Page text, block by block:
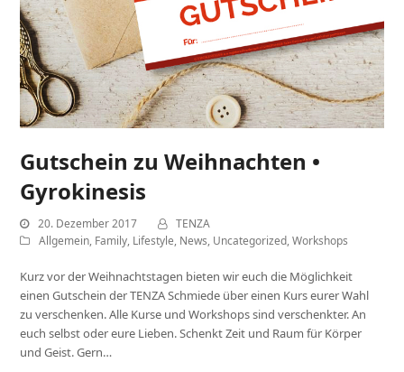
Gutschein zu Weihnachten •
Gyrokinesis
20. Dezember 2017
TENZA
Allgemein, Family, Lifestyle, News, Uncategorized,Workshops
Kurz vor der Weihnachtstagen bieten wir euch die Möglichkeit
einen Gutschein der TENZA Schmiede über einen Kurs eurer Wahl
zu verschenken. Alle Kurse und Workshops sind verschenkter. An
euch selbst oder eure Lieben. Schenkt Zeit und Raum für Körper
und Geist. Gern…